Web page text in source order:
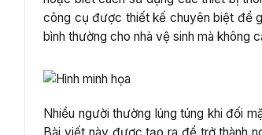
công cụ được thiết kế chuyên biệt để
bình thường cho nhà vệ sinh mà không
Nhiều người thường lúng túng khi đối